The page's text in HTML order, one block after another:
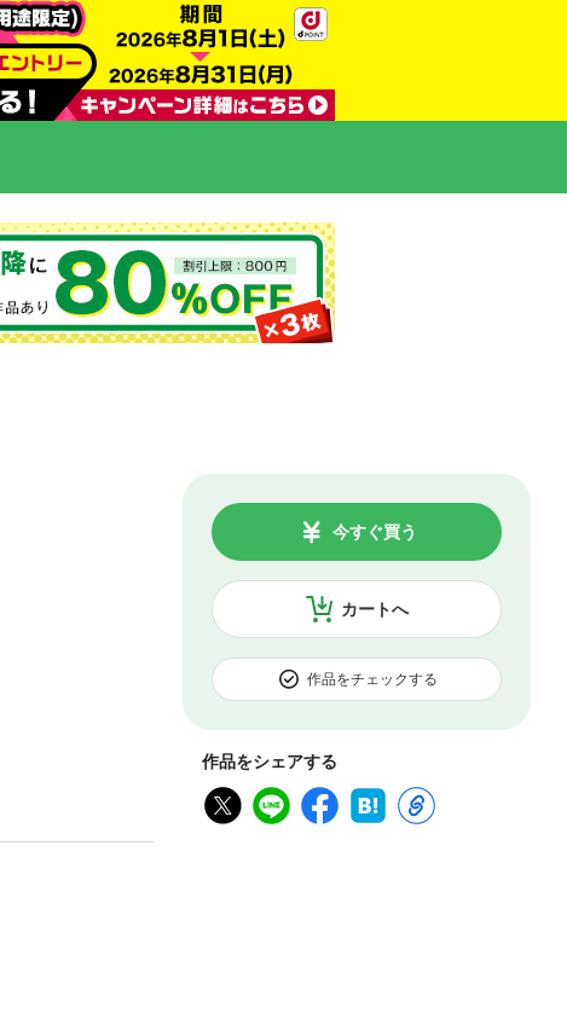
カートへ
今すぐ買う
作品をチェックする
作品をシェアする